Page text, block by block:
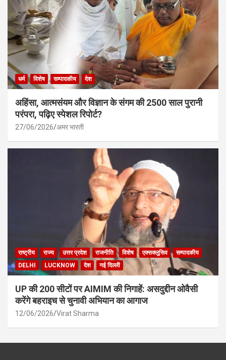
धर्म विशेष सम्पादकीय देश
अहिंसा, आत्मसंयम और विज्ञान के संगम की 2500 साल पुरानी
परंपरा, पढ़िए स्पेशल रिपोर्ट?
27/06/2026 अमर भारती
राष्ट्रीय राज्य उत्तर प्रदेश राजनीति विशेष एक्सक्लूसिव
सम्पादकीय
DELHI
LUCKNOW देश नई दिल्ली
UP की 200 सीटों पर AIMIM की निगाहें: असदुद्दीन ओवैसी
करेंगे बहराइच से चुनावी अभियान का आगाज
12/06/2026 Virat Sharma